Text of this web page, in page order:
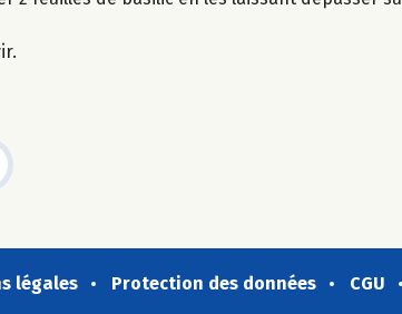
légales Protection des données CGU